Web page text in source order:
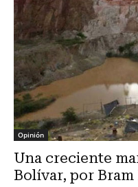
Opinión
Una creciente
Bolívar, por Bram